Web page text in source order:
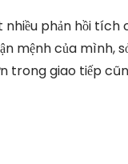
nhiều phản hồi
mệnh của mình,
trong giao tiếp